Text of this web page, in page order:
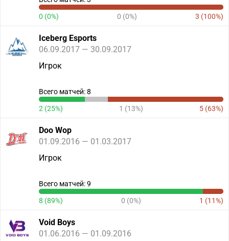
0 (0%) 0 (0%) 3 (100%)
Iceberg Esports
06.09.2017 — 30.09.2017
Игрок
Всего матчей: 8
2 (25%) 1 (13%) 5 (63%)
Doo Wop
01.09.2016 — 01.03.2017
Игрок
Всего матчей: 9
8 (89%) 0 (0%) 1 (11%)
Void Boys
01.06.2016 — 01.09.2016